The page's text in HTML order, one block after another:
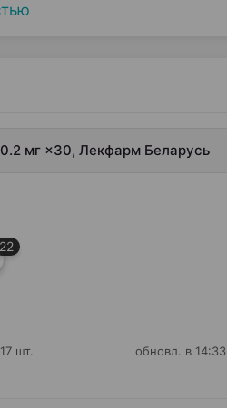
мг ×30, Лекфарм Беларусь
22
17 шт. обновл. в 14:33